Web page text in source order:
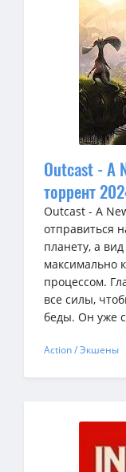
Outcast - A
торрент
Outcast - A
отправиться
планету, а
максимально
процессом.
все силы,
беды. Он уже
Action / Экшены